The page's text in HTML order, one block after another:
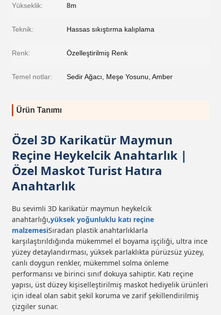
Yükseklik: 8m
Teknik: Hassas sıkıştırma kalıplama
Renk: Özelleştirilmiş Renk
Temel notlar: Sedir Ağacı, Meşe Yosunu, Amber
Ürün Tanımı
Özel 3D Karikatür Maymun
Reçine Heykelcik Anahtarlık |
Özel Maskot Turist Hatıra
Anahtarlık
Bu sevimli 3D karikatür maymun heykelcik
anahtarlığı,yüksek yoğunluklu katı reçine
malzemesiSıradan plastik anahtarlıklarla
karşılaştırıldığında mükemmel el boyama işçiliği, ultra ince
yüzey detaylandırması, yüksek parlaklıkta pürüzsüz yüzey,
canlı doygun renkler, mükemmel solma önleme
performansı ve birinci sınıf dokuya sahiptir. Katı reçine
yapısı, üst düzey kişiselleştirilmiş maskot hediyelik ürünleri
için ideal olan sabit şekil koruma ve zarif şekillendirilmiş
çizgiler sunar.